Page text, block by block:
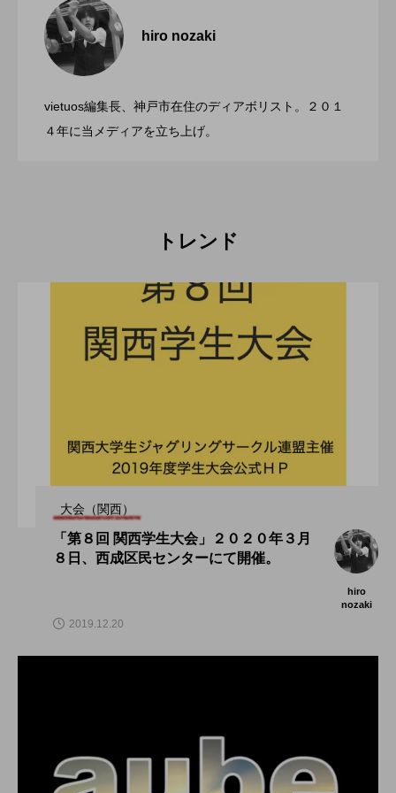
hiro nozaki
vietuos編集長、神戸市在住のディアボリスト。２０１
４年に当メディアを立ち上げ。
2022.06.21
2022.06.21
2022.06.21
催。運営スタッフも募集中。
トレンド
大会（関西）
「第８回 関西学生大会」２０２０年３月
８日、西成区民センターにて開催。
hiro
nozaki
2019.12.20